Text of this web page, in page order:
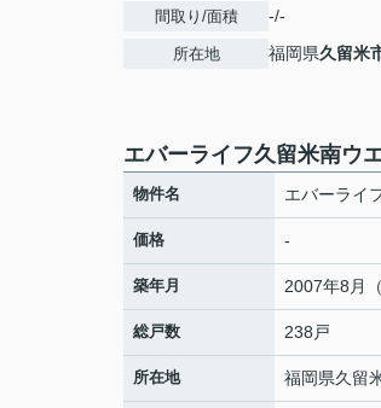
間取り/面積 -/-
所在地 福岡県久留米
エバーライフ久留米南ウ
物件名 エバーライ
価格 -
築年月 2007年8月
総戸数 238戸
所在地 福岡県久留